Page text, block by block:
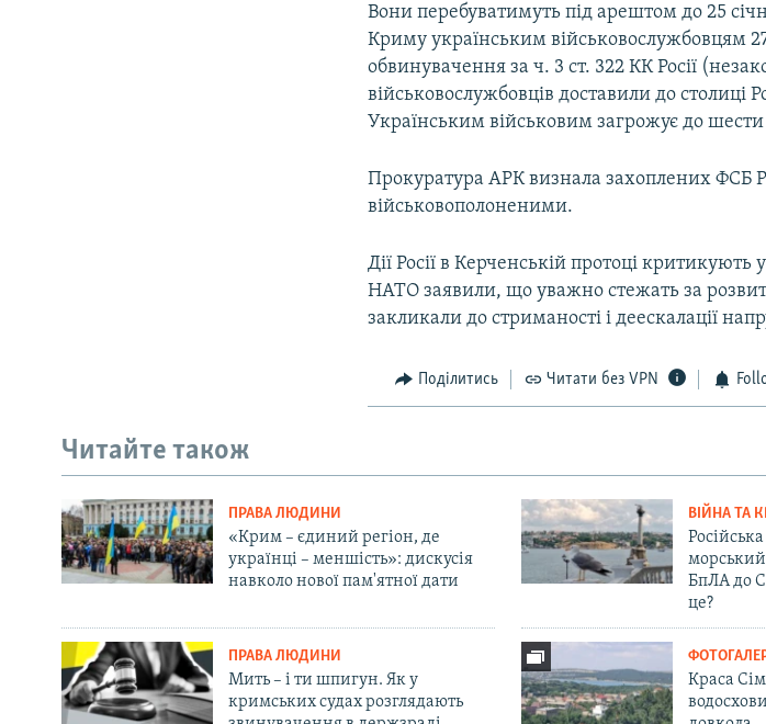
Вони перебуватимуть під арештом до 25
Криму українським військовослужбовцям
обвинувачення за ч. 3 ст. 322 КК Росії
військовослужбовців доставили до столиці
Українським військовим загрожує до шести
Прокуратура АРК визнала захоплених ФСБ
військовополоненими.
Дії Росії в Керченській протоці
НАТО заявили, що уважно стежать за
закликали до стриманості і деескалації
Поділитись Читати без VPN
Читайте також
ПРАВА ЛЮДИНИ
«Крим – єдиний регіон, де
українці – меншість»: дискусія
навколо нової пам'ятної дати
ВІЙНА ТА
БпЛА до
це?
ПРАВА ЛЮДИНИ
Мить – і ти шпигун. Як у
кримських судах розглядають
Краса